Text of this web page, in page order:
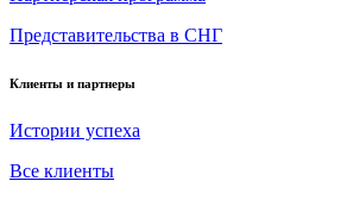
Представительства в СНГ
Клиенты и партнеры
Истории успеха
Все клиенты